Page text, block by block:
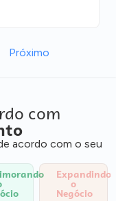
Próximo
com
acordo com o seu
Expandindo
o
Negócio